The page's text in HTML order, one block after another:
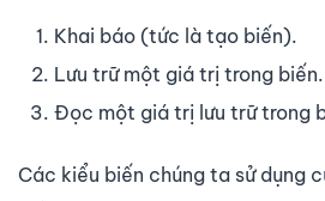
Khai báo (tức là tạo biến).
Lưu trữ một giá trị trong biến.
Đọc một giá trị lưu trữ trong
Các kiểu biến chúng ta sử dụng